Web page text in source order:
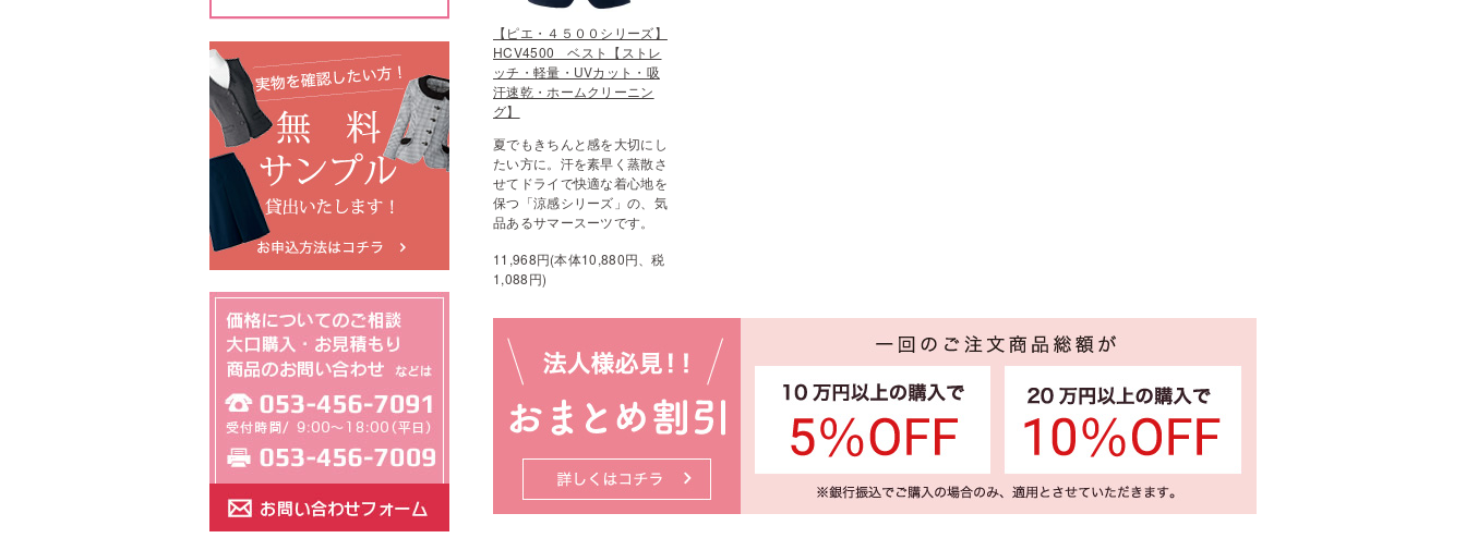
【ピエ・４５００シリーズ】
HCV4500 ベスト【ストレ
ッチ・軽量・UVカット・吸
汗速乾・ホームクリーニン
グ】
夏でもきちんと感を大切にし
たい方に。汗を素早く蒸散さ
せてドライで快適な着心地を
保つ「涼感シリーズ」の、気
品あるサマースーツです。
11,968円(本体10,880円、税
1,088円)